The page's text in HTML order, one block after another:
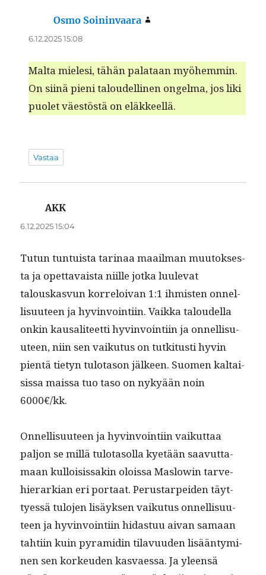
Osmo Soininvaara
6.12.2025 15:08
Mal­ta miele­si, tähän palataan myöhem­min.
On siinä pieni taloudelli­nen ongel­ma, jos liki
puo­let väestöstä on eläkkeellä.
Vastaa
AKK
6.12.2025 15:04
Tutun tun­tu­ista tari­naa maail­man muu­tok­ses­
ta ja opet­tavaista niille jot­ka luule­vat
talouskasvun kor­reloivan 1:1 ihmis­ten onnel­
lisu­u­teen ja hyv­in­voin­ti­in. Vaik­ka taloudel­la
onkin kausali­teet­ti hyv­in­voin­ti­in ja onnel­lisu­
u­teen, niin sen vaiku­tus on tutk­i­tusti hyvin
pien­tä tietyn tulota­son jäl­keen. Suomen kaltai­
sis­sa mais­sa tuo taso on nykyään noin
6000€/kk.
Onnel­lisu­u­teen ja hyv­in­voin­ti­in vaikut­taa
paljon se mil­lä tulota­sol­la kyetään saavut­ta­
maan kul­loi­sis­sakin olois­sa Maslowin tarve­
hier­arkian eri por­taat. Perus­tarpei­den täyt­
tyessä tulo­jen lisäyk­sen vaiku­tus onnel­lisu­u­
teen ja hyv­in­voin­ti­in hidas­tuu aivan samaan
tahti­in kuin pyra­midin tilavu­u­den lisään­tymi­
nen sen korkeu­den kas­vaes­sa. Ja yleen­sä